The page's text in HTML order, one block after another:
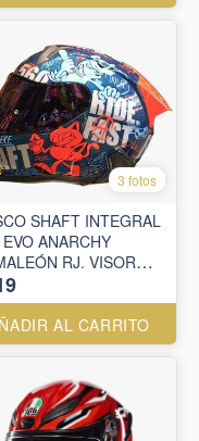
3 fotos
SHAFT INTEGRAL
ANARCHY
RJ. VISOR
AL CARRITO